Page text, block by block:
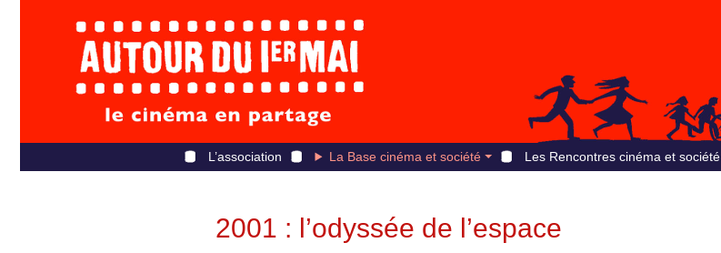
L’association La Base cinéma et société Les Rencontres cinéma et société
2001 : l’odyssée de l’espace